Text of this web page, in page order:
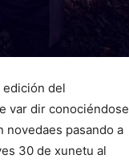
edición del
var dir conociéndose
novedaes pasando a
30 de xunetu al